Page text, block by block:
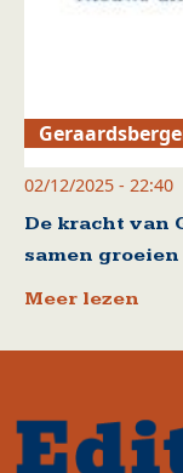
02/12/2025 - 22:40
De kracht van
samen groeien
Meer lezen